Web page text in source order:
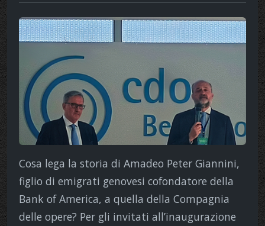
Cosa lega la storia di Amadeo Peter Giannini,
figlio di emigrati genovesi cofondatore della
Bank of America, a quella della Compagnia
delle opere? Per gli invitati all’inaugurazione